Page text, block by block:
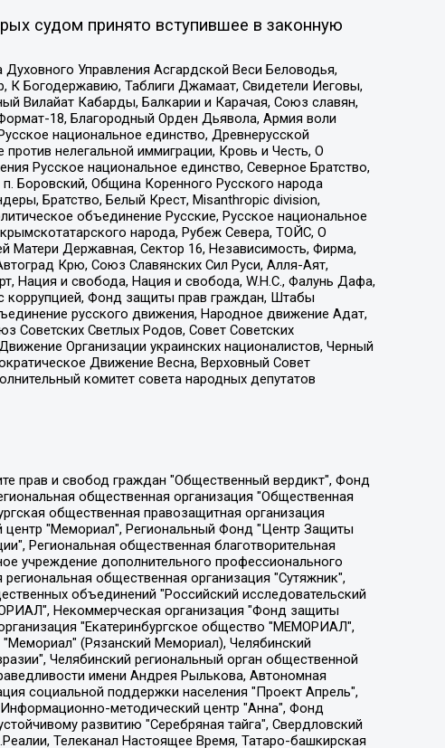
судом принято вступившее в законную
Управления Асгардской Веси Беловодья,
Богодержавию, Таблиги Джамаат, Свидетели Иеговы,
Вилайат Кабарды, Балкарии и Карачая, Союз славян,
18, Благородный Орден Дьявола, Армия воли
национальное единство, Древнерусской
нелегальной иммиграции, Кровь и Честь, О
Русское национальное единство, Северное Братство,
Боровский, Община Коренного Русского народа
Братство, Белый Крест, Misanthropic division,
объединение Русские, Русское национальное
народа, Рубеж Севера, ТОЙС, О
Матери Державная, Сектор 16, Независимость, Фирма,
Крю, Союз Славянских Сил Руси, Алля-Аят,
Нация и свобода, Нация и свобода, W.H.С., Фалунь Дафа,
Фонд защиты прав граждан, Штабы
русского движения, Народное движение Адат,
Светлых Родов, Совет Советских
Организации украинских националистов, Черный
Движение Весна, Верховный Совет
комитет совета народных депутатов
Валерьевич, Григорьева Алина Александровна, Ассоциация по содействию защите прав призывников, альтернативнослужащих и военнослужащих "Правозащитная группа "Гражданин.Армия.Право", Хисамова Регина Фаритовна, Автономная некоммерческая организация по реализации социально-правовых программ "Лилит", Дальневосточное общественное движение "Маяк", Санкт-Петербургская ЛГБТ-инициативная группа "Выход", Инициативная группа ЛГБТ+ "Реверс", Алексеев Андрей Викторович, Бекбулатова Таисия Львовна, Беляев Иван Михайлович, Владыкина Елена Сергеевна, Гельман Марат Александрович, Никульшина Вероника Юрьевна, Толоконникова Надежда Андреевна, Шендерович Виктор Анатольевич, Общество с ограниченной ответственностью "Данное сообщение", Общество с ограниченной ответственностью Издательский дом "Новая глава", Айнбиндер Александра Александровна, Московский комьюнити-центр для ЛГБТ+инициатив, Благотворительный фонд развития филантропии, Deutsche Welle (Германия, Kurt-Schumacher-Strasse 3, 53113 Bonn), Борзунова Мария Михайловна, Воробьев Виктор Викторович, Голубева Анна Львовна, Константинова Алла Михайловна, Малкова Ирина Владимировна, Мурадов Мурад Абдулгалимович, Осетинская Елизавета Николаевна, Понасенков Евгений Николаевич, Ганапольский Матвей Юрьевич, Киселев Евгений Алексеевич, Борухович Ирина Григорьевна, Дремин Иван Тимофеевич, Дубровский Дмитрий Викторович, Красноярская региональная общественная организация поддержки и развития альтернативных образовательных технологий и межкультурных коммуникаций "ИНТЕРРА", Маяковская Екатерина Алексеевна, Фейгин Марк Захарович, Филимонов Андрей Викторович, Дзугкоева Регина Николаевна, Доброхотов Роман Александрович, Дудь Юрий Александрович, Елкин Сергей Владимирович, Кругликов Кирилл Игоревич, Сабунаева Мария Леонидовна, Семенов Алексей Владимирович, Шаинян Карен Багратович, Шульман Екатерина Михайловна, Асафьев Артур Валерьевич, Вахштайн Виктор Семенович, Венедиктов Алексей Алексеевич, Лушникова Екатерина Евгеньевна, Волков Леонид Михайлович, Невзоров Александр Глебович, Пархоменко Сергей Борисович, Сироткин Ярослав Николаевич, Кара-Мурза Владимир Владимирович, Баранова Наталья Владимировна, Гозман Леонид Яковлевич, Кагарлицкий Борис Юльевич, Климарев Михаил Валерьевич, Милов Владимир Станиславович, Автономная некоммерческая организация Краснодарский центр современного искусства "Типография", Моргенштерн Алишер Тагирович, Соболь Любовь Эдуардовна, Общество с ограниченной ответственностью "ЛИЗА НОРМ", Каспаров Гарри Кимович, Ходорковский Михаил Борисович, Общество с ограниченной ответственностью "Апрельские тезисы", Данилович Ирина Брониславовна, Кашин Олег Владимирович, Петров Николай Владимирович, Пивоваров Алексей Владимирович, Соколов Михаил Владимирович, Цветкова Юлия Владимировна, Чичваркин Евгений Александрович, Комитет против пыток/Команда против пыток, Общество с ограниченной ответственностью "Первый научный", Общество с ограниченной ответственностью "Вертолет и ко", Белоцерковская Вероника Борисовна, Кац Максим Евгеньевич, Лазарева Татьяна Юрьевна, Шаведдинов Руслан Табризович, Яшин Илья Валерьевич, Общество с ограниченной ответственностью "Иноагент ААВ", Алешковский Дмитрий Петрович, Альбац Евгения Марковна, Быков Дмитрий Львович, Галямина Юлия Евгеньевна, Лойко Сергей Леонидович, Мартынов Кирилл Константинович, Медведев Сергей Александрович, Крашенинников Федор Геннадиевич, Гордеева Катерина Вл